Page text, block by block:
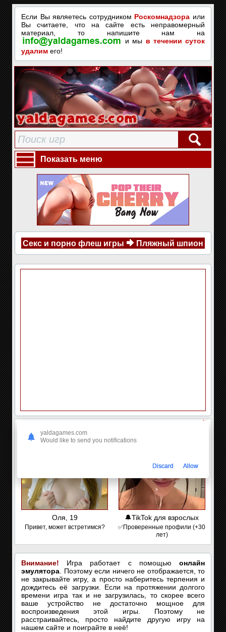
Если Вы являетесь сотрудником Роскомнадзора или
Вы считаете, что на сайте есть неправомерный
материал, то напишите нам на
и мы в течении суток
удалим его!
Показать меню
Секс и порно флеш игры Пляжный шпион
Оля, 19
Привет, может встретимся?
🔔TikTok для взрослых
✅Проверенные профили (+30
лет)
Внимание! Игра работает с помощью онлайн
эмулятора . Поэтому если ничего не отображается, то
не закрывайте игру, а просто наберитесь терпения и
дождитесь её загрузки. Если на протяжении долгого
времени игра так и не загрузилась, то скорее всего
ваше устройство не достаточно мощное для
воспроизведения этой игры. Поэтому не
расстраивайтесь, просто найдите другую игру на
нашем сайте и поиграйте в неё!
yaldagames.com
Would like to send you notifications
Discard Allow